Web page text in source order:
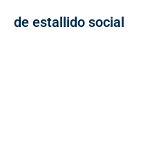
de estallido social